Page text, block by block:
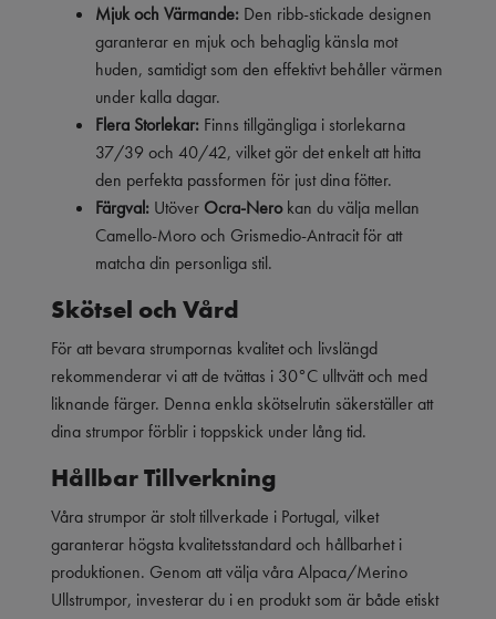
Mjuk och Värmande: Den ribb-stickade designen
garanterar en mjuk och behaglig känsla mot
huden, samtidigt som den effektivt behåller värmen
under kalla dagar.
Flera Storlekar: Finns tillgängliga i storlekarna
37/39 och 40/42, vilket gör det enkelt att hitta
den perfekta passformen för just dina fötter.
Färgval: Utöver Ocra-Nerokan du välja mellan
Camello-Moro och Grismedio-Antracit för att
matcha din personliga stil.
Skötsel och Vård
För att bevara strumpornas kvalitet och livslängd
rekommenderar vi att de tvättas i 30°C ulltvätt och med
liknande färger. Denna enkla skötselrutin säkerställer att
dina strumpor förblir i toppskick under lång tid.
Hållbar Tillverkning
Våra strumpor är stolt tillverkade i Portugal, vilket
garanterar högsta kvalitetsstandard och hållbarhet i
produktionen. Genom att välja våra Alpaca/Merino
Ullstrumpor, investerar du i en produkt som är både etiskt